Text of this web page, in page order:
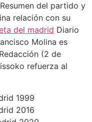
del partido y
relación con su
del madrid Diario
Molina es
(2 de
refuerza al